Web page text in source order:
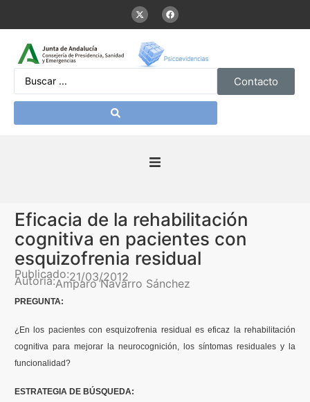
Contacto
Presentación
De interés
Contenidos Psicoevidencias
Formación
Eficacia de la rehabilitación
cognitiva en pacientes con
esquizofrenia residual
Publicado:21/03/2012
Autoría:Amparo Navarro Sánchez
PREGUNTA:
¿En los pacientes con esquizofrenia residual es eficaz la rehabilitación
cognitiva para mejorar la neurocognición, los síntomas residuales y la
funcionalidad?
ESTRATEGIA DE BÚSQUEDA: